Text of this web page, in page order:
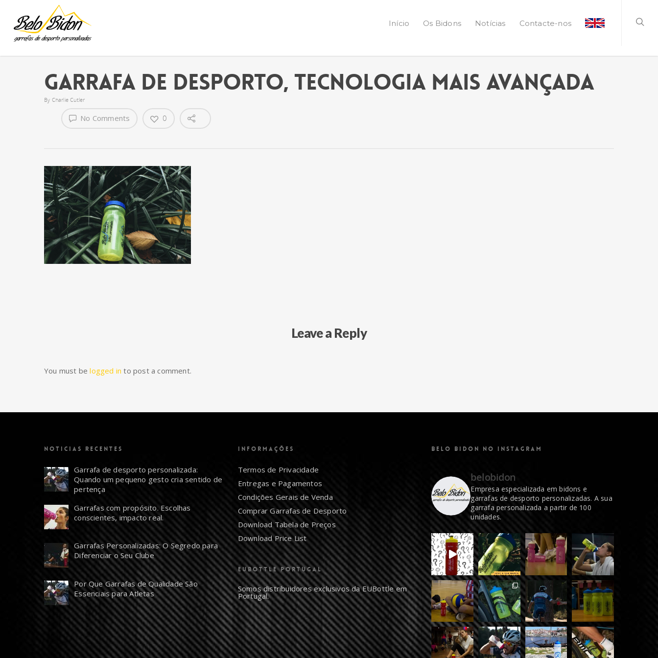
Início Os Bidons Notícias Contacte-nos
Garrafa de Desporto, tecnologia mais avançada
By Charlie Cutler
No Comments 0
Leave a Reply
You must belogged in to post a comment.
NOTICIAS RECENTES
Garrafa de desporto personalizada:
Quando um pequeno gesto cria sentido de
pertença
Garrafas com propósito. Escolhas
conscientes, impacto real.
Garrafas Personalizadas: O Segredo para
Diferenciar o Seu Clube
Por Que Garrafas de Qualidade São
Essenciais para Atletas
INFORMAÇÕES
Termos de Privacidade
Entregas e Pagamentos
Condições Gerais de Venda
Comprar Garrafas de Desporto
Download Tabela de Preços
Download Price List
EUBOTTLE PORTUGAL
Somos distribuidores exclusivos da EUBottle em
Portugal.
BELO BIDON NO INSTAGRAM
belobidon
Empresa especializada em bidons e
garrafas de desporto personalizadas. A sua
garrafa personalizada a partir de 100
unidades.